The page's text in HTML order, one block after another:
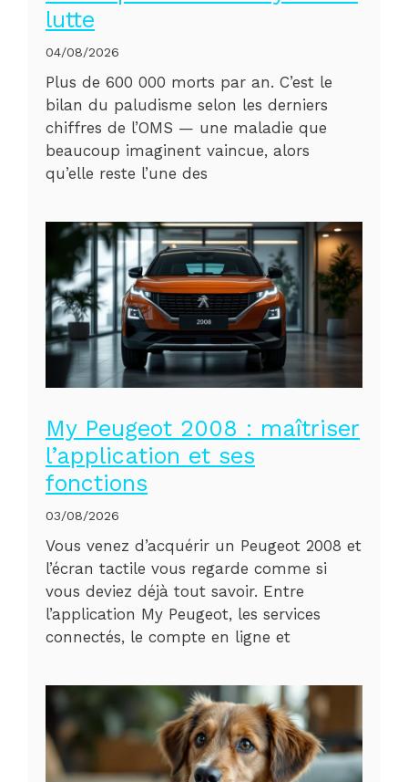
lutte
04/08/2026
Plus de 600 000 morts par an. C’est le
bilan du paludisme selon les derniers
chiffres de l’OMS — une maladie que
beaucoup imaginent vaincue, alors
qu’elle reste l’une des
My Peugeot 2008 : maîtriser
l’application et ses
fonctions
03/08/2026
Vous venez d’acquérir un Peugeot 2008 et
l’écran tactile vous regarde comme si
vous deviez déjà tout savoir. Entre
l’application My Peugeot, les services
connectés, le compte en ligne et